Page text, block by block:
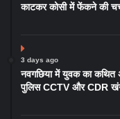
काटकर कोसी में फेंकने की
3 days ago
नवगछिया में युवक का कथित
पुलिस CCTV और CDR